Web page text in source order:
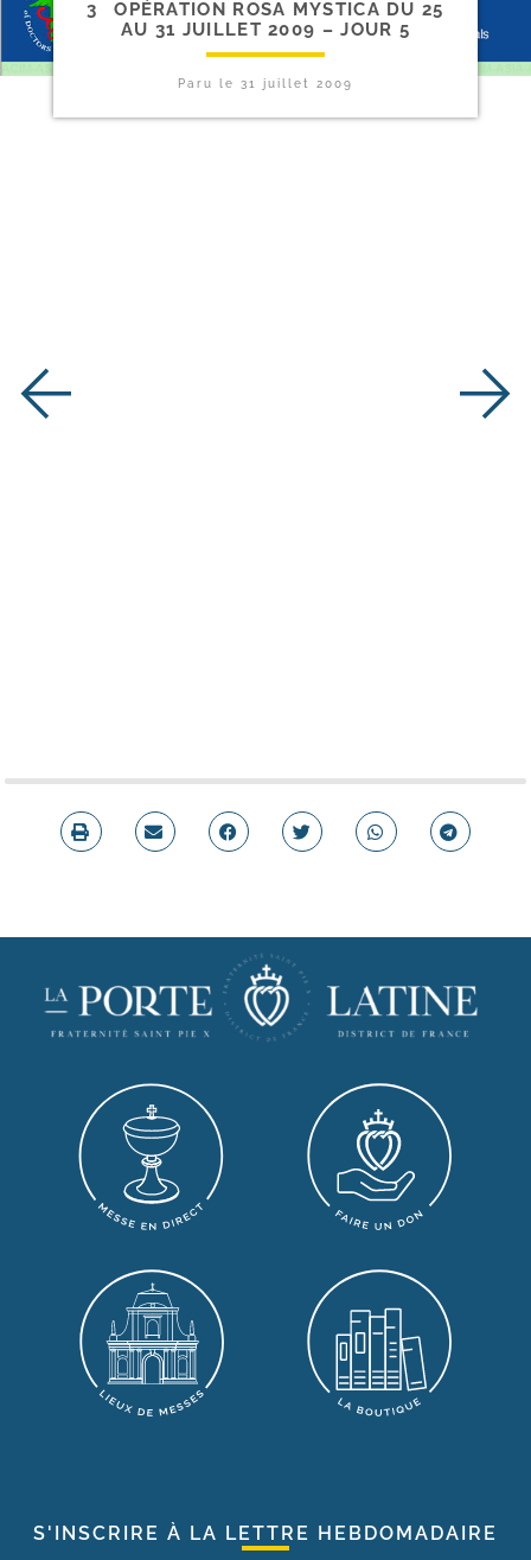
3
OPÉRATION ROSA MYSTICA DU 25
AU 31 JUILLET 2009 – JOUR 5
Paru le 31 juillet 2009
S'INSCRIRE À LA LETTRE HEBDOMADAIRE